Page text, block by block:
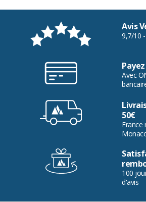
Avis
9,7/10
Avec
50€
France
100
d'avis